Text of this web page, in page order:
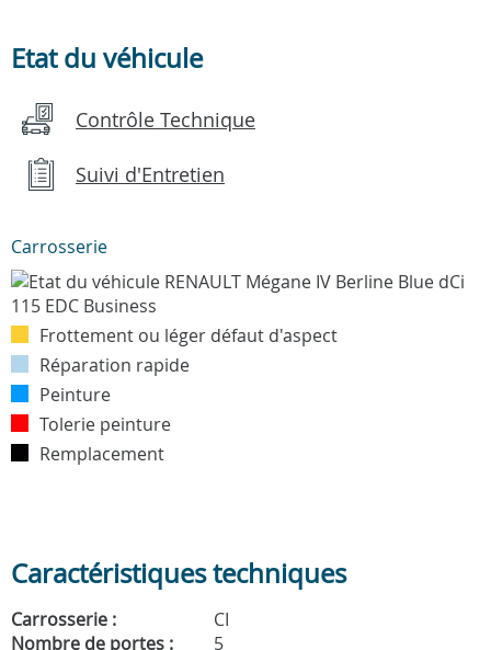
Etat du véhicule
Contrôle Technique
Suivi d'Entretien
Carrosserie
Frottement ou léger défaut d'aspect
Réparation rapide
Peinture
Tolerie peinture
Remplacement
Caractéristiques techniques
Carrosserie :
CI
Nombre de portes :
5